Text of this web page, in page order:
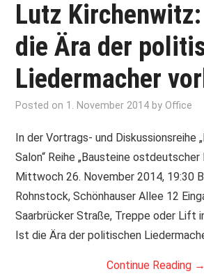
Lutz
die Ära der
Liedermacher
Posted on 1. November 2014 byOffice
In der Vortrags- und Diskussionsreihe
Salon“ Reihe „Bausteine
Mittwoch 26. November 2014, 19:30
Rohnstock, Schönhauser Allee 12
Saarbrücker Straße, Treppe oder Lift
Ist die Ära der politischen
Continue Reading →